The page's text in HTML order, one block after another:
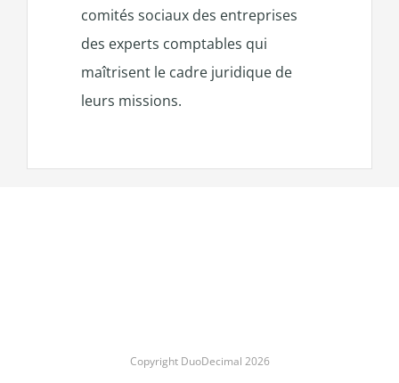
comités sociaux des entreprises
des experts comptables qui
maîtrisent le cadre juridique de
leurs missions.
Copyright DuoDecimal 2026